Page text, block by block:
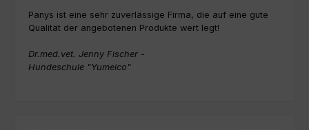
Panys ist eine sehr zuverlässige Firma, die auf eine gute
Qualität der angebotenen Produkte wert legt!
Dr.med.vet. Jenny Fischer -
Hundeschule "Yumeico"